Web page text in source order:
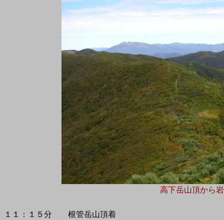
高下岳山頂から
１１：１５分 根管岳山頂着